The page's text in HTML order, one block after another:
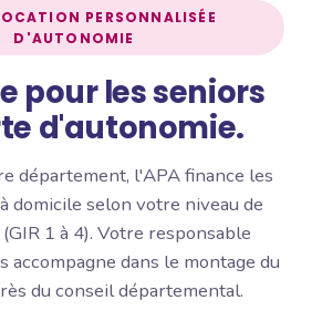
PERSONNALISÉE
D'AUTONOMIE
pour les seniors
d'autonomie.
département, l'APA finance les
domicile selon votre niveau de
1 à 4). Votre responsable
accompagne dans le montage du
du conseil départemental.